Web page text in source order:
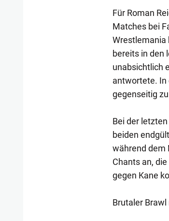
Für Roman
Matches bei
Wrestlemania
bereits in den
unabsichtlich
antwortete. In
gegenseitig
Bei der
beiden
während dem
Chants an,
gegen Kane
Brutaler